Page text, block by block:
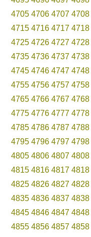
4705 4706 4707 4708
4715 4716 4717 4718
4725 4726 4727 4728
4735 4736 4737 4738
4745 4746 4747 4748
4755 4756 4757 4758
4765 4766 4767 4768
4775 4776 4777 4778
4785 4786 4787 4788
4795 4796 4797 4798
4805 4806 4807 4808
4815 4816 4817 4818
4825 4826 4827 4828
4835 4836 4837 4838
4845 4846 4847 4848
4855 4856 4857 4858